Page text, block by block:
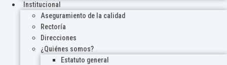
Institucional
Aseguramiento de la calidad
Rectoría
Direcciones
¿Quiénes somos?
Estatuto general